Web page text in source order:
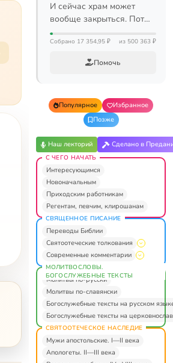
И сейчас храм может
вообще закрыться. Пот…
Собрано 17 354,95 ₽ из 500 363 ₽
Помочь
Популярное
Избранное
Позже
Наш лекторий Сделано в
С ЧЕГО НАЧАТЬ
Интересующимся
Новоначальным
Приходским работникам
Регентам, певчим, клирошанам
СВЯЩЕННОЕ ПИСАНИЕ
Переводы Библии
Святоотеческие толкования
Современные комментарии
МОЛИТВОСЛОВЫ.
БОГОСЛУЖЕБНЫЕ ТЕКСТЫ
Молитвы по-русски
Молитвы по-славянски
Богослужебные тексты на русском
Богослужебные тексты на
СВЯТООТЕЧЕСКОЕ НАСЛЕДИЕ
Мужи апостольские. I—II века
Апологеты. II—III века